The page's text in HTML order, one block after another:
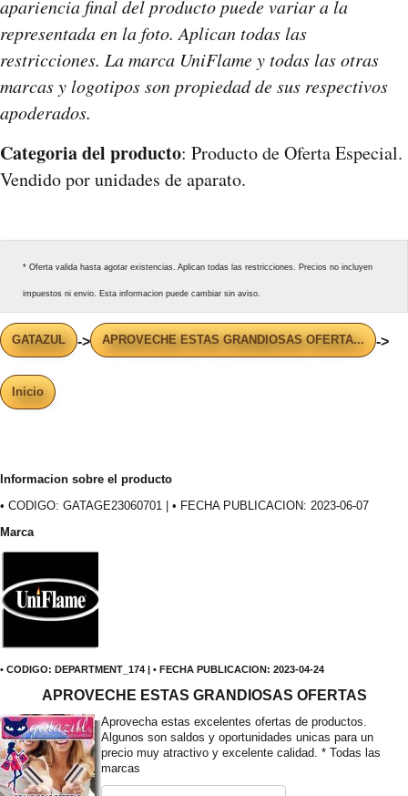
apariencia final del producto puede variar a la
representada en la foto. Aplican todas las
restricciones. La marca UniFlame y todas las otras
marcas y logotipos son propiedad de sus respectivos
apoderados.
Categoria del producto: Producto de Oferta Especial.
Vendido por unidades de aparato.
* Oferta valida hasta agotar existencias. Aplican todas las restricciones. Precios no incluyen
impuestos ni envio. Esta informacion puede cambiar sin aviso.
GATAZUL -> APROVECHE ESTAS GRANDIOSAS OFERTA... ->
Inicio
Informacion sobre el producto
• CODIGO: GATAGE23060701 | • FECHA PUBLICACION: 2023-06-07
Marca
• CODIGO: DEPARTMENT_174 | • FECHA PUBLICACION: 2023-04-24
APROVECHE ESTAS GRANDIOSAS OFERTAS
Aprovecha estas excelentes ofertas de productos.
Algunos son saldos y oportunidades unicas para un
precio muy atractivo y excelente calidad. * Todas las
marcas